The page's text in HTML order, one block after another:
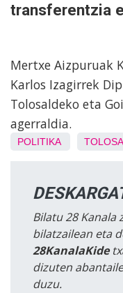
transferentzia
Mertxe Aizpuruak
Karlos Izagirrek
Tolosaldeko eta
agerraldia.
POLITIKA TOLOSA
Bilatu 28 Kanala
bilatzailean eta
28KanalaKide
dizuten
duzu.